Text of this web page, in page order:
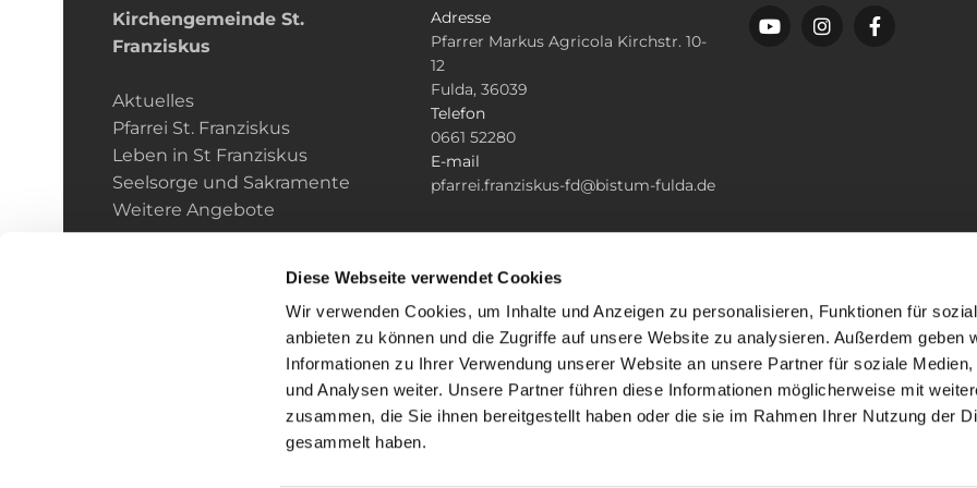
Diese Webseite verwendet Cookies
Wir verwenden Cookies, um Inhalte und Anzeigen zu personalisieren, Funktionen für
anbieten zu können und die Zugriffe auf unsere Website zu analysieren. Außerdem geben
Informationen zu Ihrer Verwendung unserer Website an unsere Partner für soziale Medien,
und Analysen weiter. Unsere Partner führen diese Informationen möglicherweise mit
zusammen, die Sie ihnen bereitgestellt haben oder die sie im Rahmen Ihrer Nutzung der
gesammelt haben.
Kirchengemeinde­­ St.
Franziskus
Aktuelles
Pfarrei St. Franziskus
Leben in St Franziskus
Seelsorge und Sakramente
Weitere Angebote
Adresse
Pfarrer Markus Agricola Kirchstr. 10-
12
Fulda, 36039
Telefon
0661 52280
E-mail
pfarrei.franziskus-fd@bistum-fulda.de
Impressum Datenschutzerklärung ChurchDesk-